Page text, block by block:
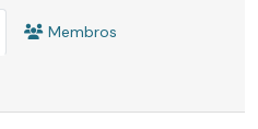
Membros